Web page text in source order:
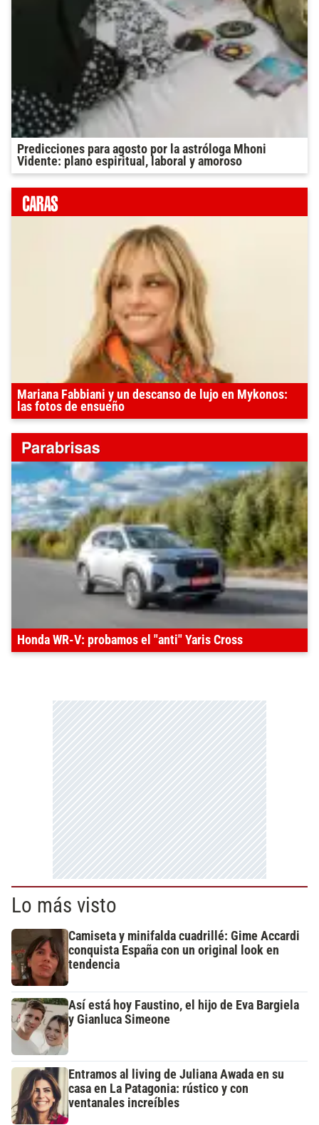
Predicciones para agosto por la astróloga Mhoni
Vidente: plano espiritual, laboral y amoroso
Mariana Fabbiani y un descanso de lujo en Mykonos:
las fotos de ensueño
Honda WR-V: probamos el "anti" Yaris Cross
Lo más visto
Camiseta y minifalda cuadrillé: Gime Accardi
conquista España con un original look en
tendencia
Así está hoy Faustino, el hijo de Eva Bargiela
y Gianluca Simeone
Entramos al living de Juliana Awada en su
casa en La Patagonia: rústico y con
ventanales increíbles